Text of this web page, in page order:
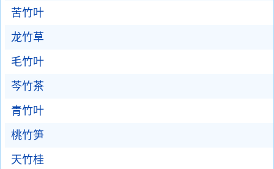
苦竹叶
龙竹草
毛竹叶
芩竹茶
青竹叶
桃竹笋
天竹桂